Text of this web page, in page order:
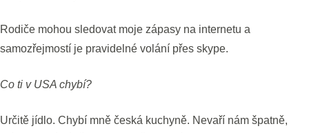
Rodiče mohou sledovat moje zápasy na internetu a
samozřejmostí je pravidelné volání přes skype.
Co ti v USA chybí?
Určitě jídlo. Chybí mně česká kuchyně. Nevaří nám špatně,